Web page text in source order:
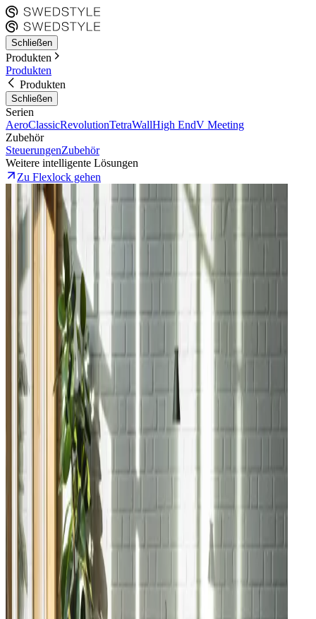
Schließen
Produkten
Produkten
Produkten
Schließen
Serien
AeroClassicRevolutionTetraWallHigh EndV Meeting
Zubehör
SteuerungenZubehör
Weitere intelligente Lösungen
Zu Flexlock gehen